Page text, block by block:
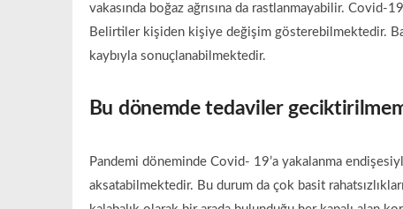
vakasında boğaz ağrısına da rastlanmayabilir.
Belirtiler kişiden kişiye değişim gösterebilmektedir.
kaybıyla sonuçlanabilmektedir.
Bu dönemde tedaviler
Pandemi döneminde Covid- 19’a yakalanma
aksatabilmektedir. Bu durum da çok basit